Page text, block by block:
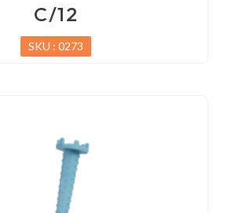
C/12
SKU : 0273